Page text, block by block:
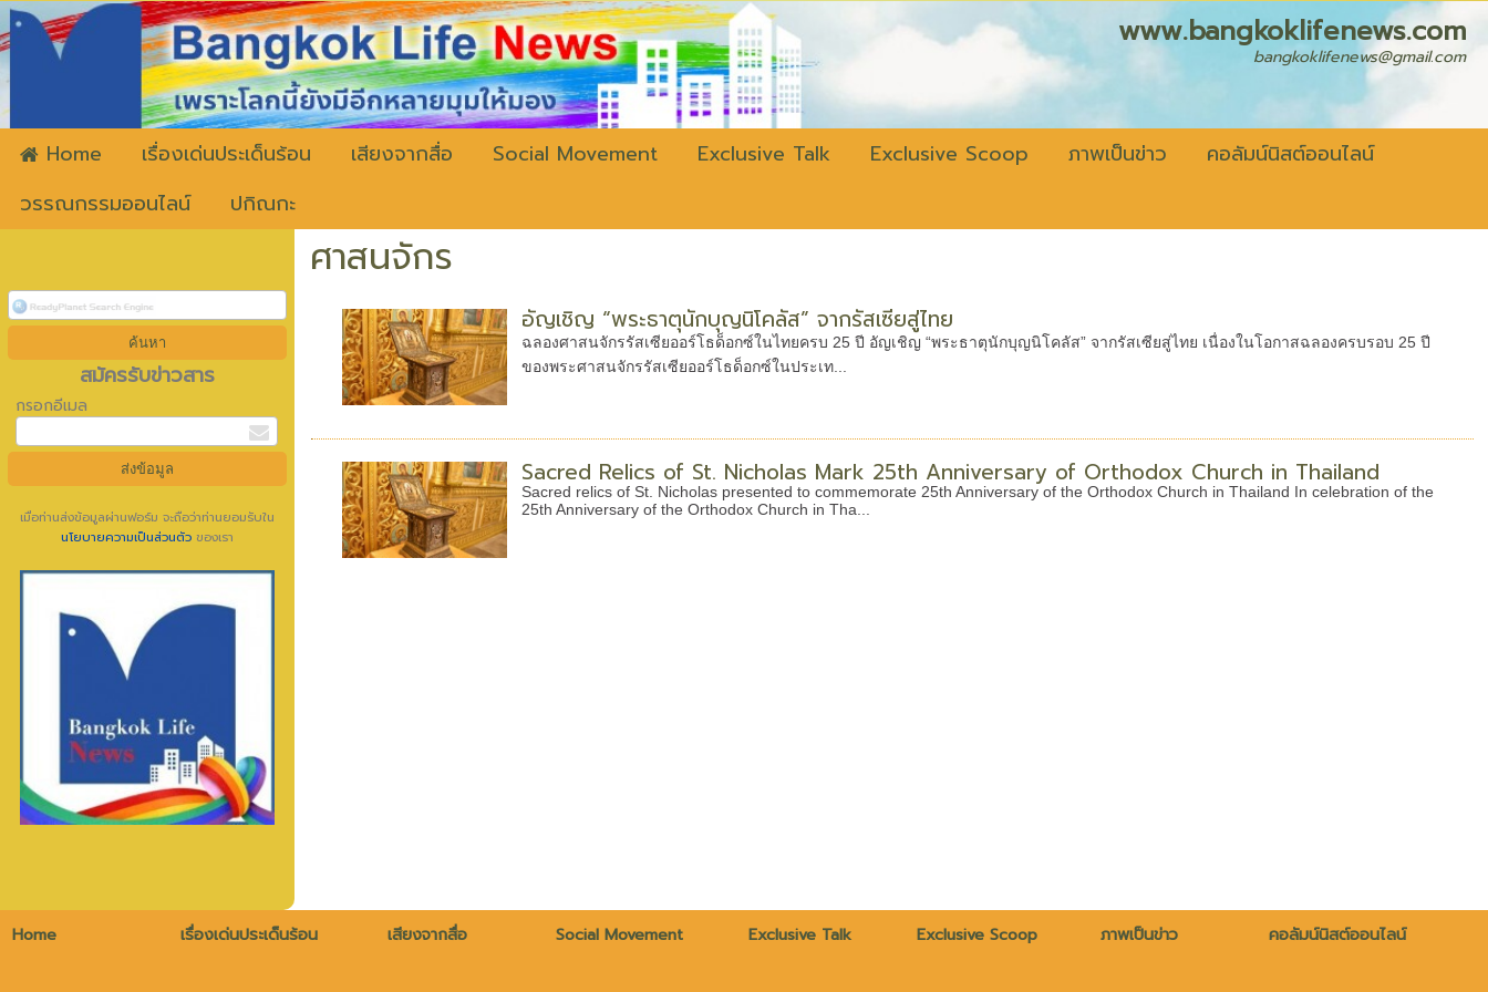
www.bangkoklifenews.com
bangkoklifenews@gmail.com
Home เรื่องเด่นประเด็นร้อน เสียงจากสื่อ Social Movement Exclusive Talk Exclusive Scoop ภาพเป็นข่าว
คอลัมน์นิสต์ออนไลน์
วรรณกรรมออนไลน์
ปกิณกะ
สมัครรับข่าวสาร
กรอกอีเมล
เมื่อท่านส่งข้อมูลผ่านฟอร์ม จะถือว่าท่านยอมรับใน
นโยบายความเป็นส่วนตัว ของเรา
ศาสนจักร
อัญเชิญ “พระธาตุนักบุญนิโคลัส” จากรัสเซียสู่ไทย
ฉลองศาสนจักรรัสเซียออร์โธด็อกซ์ในไทยครบ 25 ปี อัญเชิญ “พระธาตุนักบุญนิโคลัส” จากรัสเซียสู่ไทย เนื่องในโอกาสฉลองครบรอบ 25 ปี
ของพระศาสนจักรรัสเซียออร์โธด็อกซ์ในประเท...
Sacred Relics of St. Nicholas Mark 25th Anniversary of Orthodox Church in Thailand
Sacred relics of St. Nicholas presented to commemorate 25th Anniversary of the Orthodox Church in Thailand In celebration of the
25th Anniversary of the Orthodox Church in Tha...
Home เรื่องเด่นประเด็นร้อน เสียงจากสื่อ Social Movement Exclusive Talk Exclusive Scoop ภาพเป็นข่าว คอลัมน์นิสต์ออนไลน์